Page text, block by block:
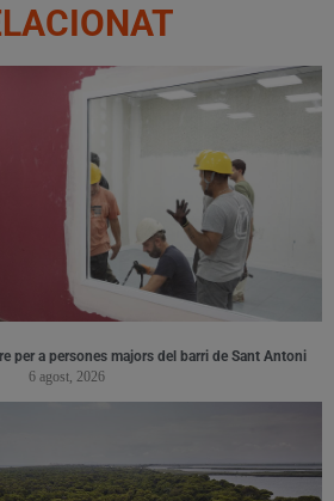
per a persones majors del barri de Sant Antoni
6 agost, 2026